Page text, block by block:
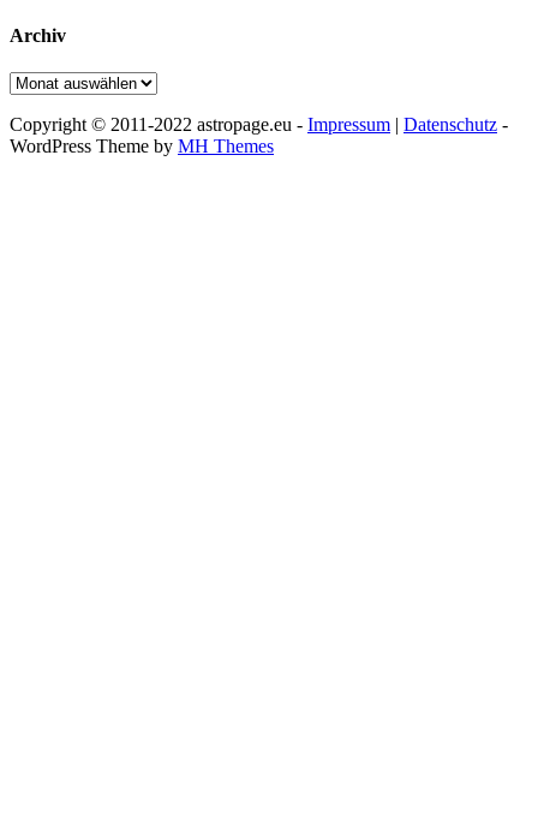
Archiv
Archiv
Copyright © 2011-2022 astropage.eu - Impressum | Datenschutz -
WordPress Theme by MH Themes